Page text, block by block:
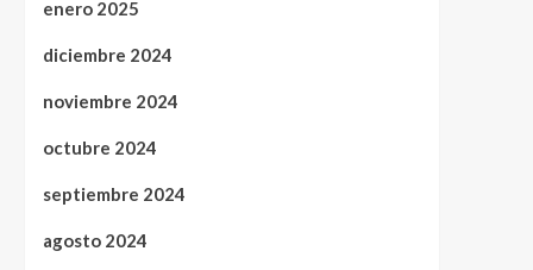
enero 2025
diciembre 2024
noviembre 2024
octubre 2024
septiembre 2024
agosto 2024